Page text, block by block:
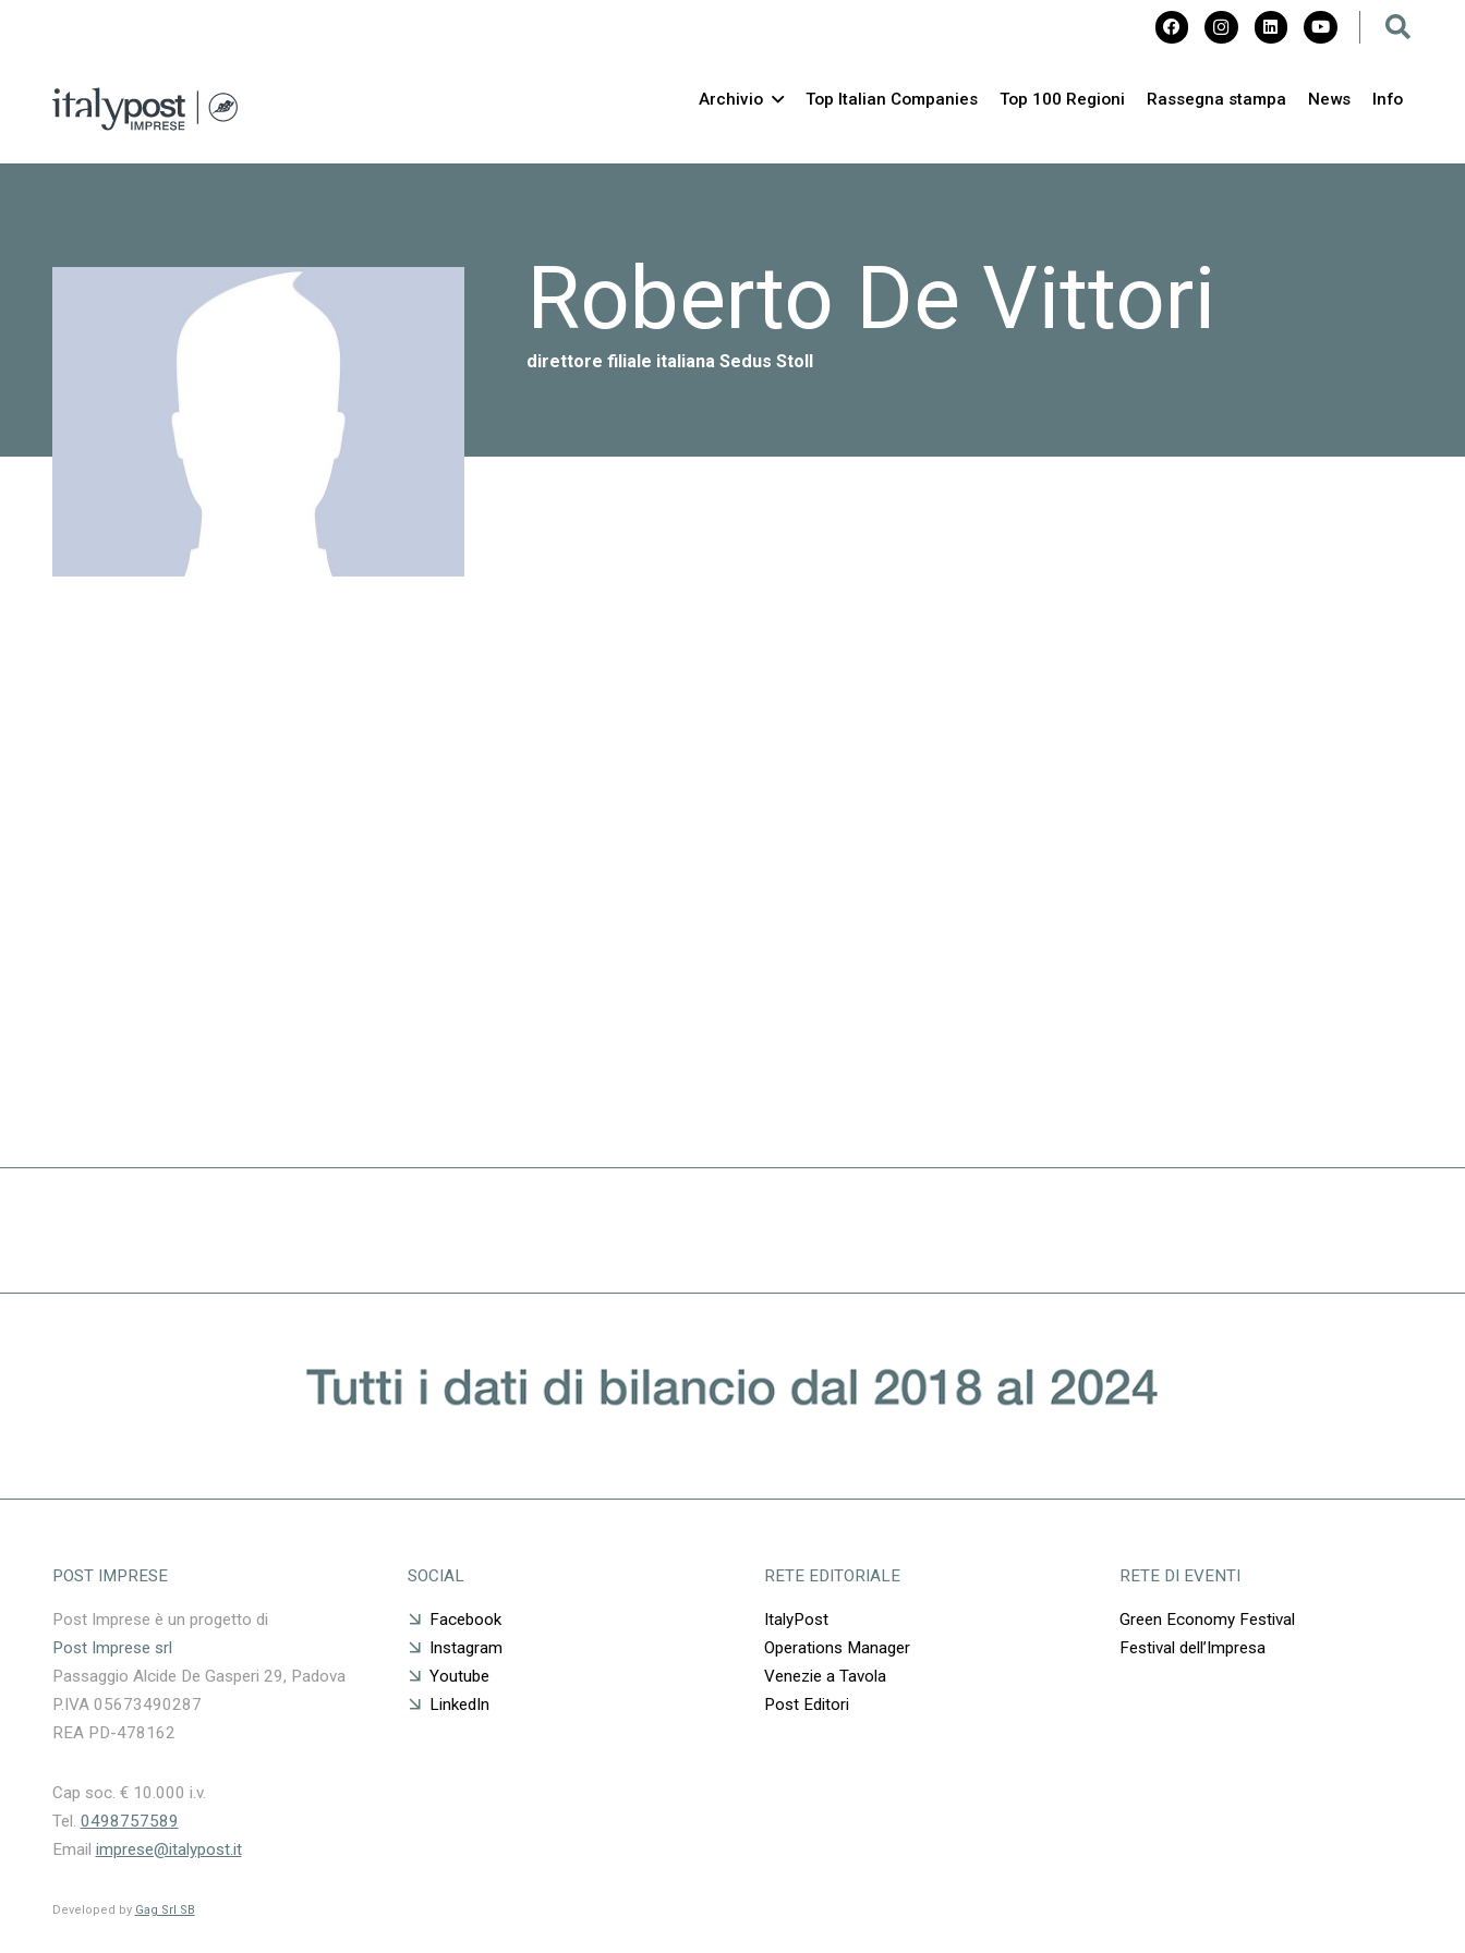
Archivio Top Italian Companies Top 100 Regioni Rassegna stampa News Info
Roberto De Vittori
direttore filiale italiana Sedus Stoll
POST IMPRESE
Post Imprese è un progetto di
Post Imprese srl
Passaggio Alcide De Gasperi 29, Padova
P.IVA 05673490287
REA PD-478162
Cap soc. € 10.000 i.v.
Tel. 0498757589
Email imprese@italypost.it
Developed by Gag Srl SB
SOCIAL
Facebook
Instagram
Youtube
LinkedIn
RETE EDITORIALE
ItalyPost
Operations Manager
Venezie a Tavola
Post Editori
RETE DI EVENTI
Green Economy Festival
Festival dell’Impresa